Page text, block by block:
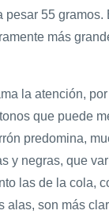
pesar 55 gramos.
más
la atención,
que puede
predomina,
y negras, que
las de la cola,
alas, son más